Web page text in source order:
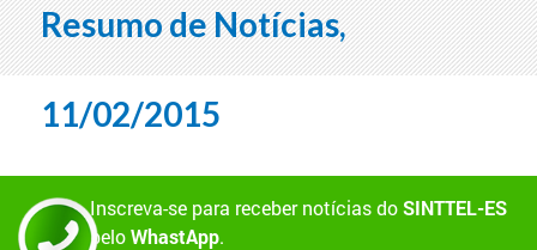
Resumo de Notícias,
11/02/2015
Inscreva-se para receber notícias doSINTTEL-ES
peloWhastApp.